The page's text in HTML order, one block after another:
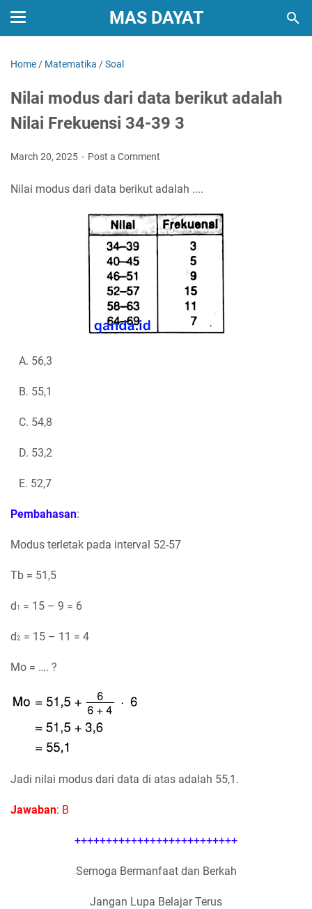
MAS DAYAT
Home / Matematika /Soal
Nilai modus dari data berikut adalah
Nilai Frekuensi 34-39 3
March 20, 2025 Post a Comment
Nilai modus dari data berikut adalah ....
A. 56,3
B. 55,1
C. 54,8
D. 53,2
E. 52,7
Pembahasan:
Modus terletak pada interval 52-57
Tb = 51,5
d1 = 15 – 9 = 6
d2 = 15 – 11 = 4
Mo = …. ?
Jadi nilai modus dari data di atas adalah 55,1.
Jawaban: B
++++++++++++++++++++++++++
Semoga Bermanfaat dan Berkah
Jangan Lupa Belajar Terus